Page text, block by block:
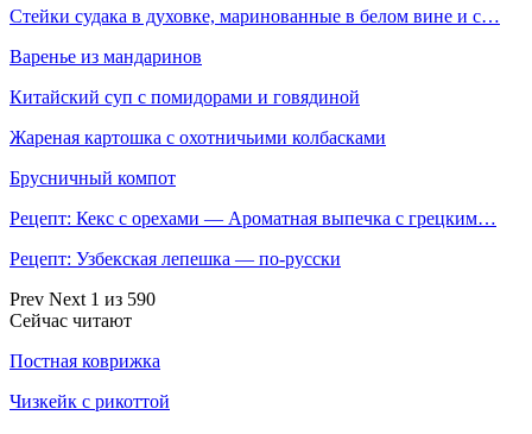
Стейки судака в духовке, маринованные в белом вине и с…
Варенье из мандаринов
Китайский суп с помидорами и говядиной
Жареная картошка с охотничьими колбасками
Брусничный компот
Рецепт: Кекс с орехами — Ароматная выпечка с грецким…
Рецепт: Узбекская лепешка — по-русски
Prev Next 1 из 590
Сейчас читают
Постная коврижка
Чизкейк с рикоттой